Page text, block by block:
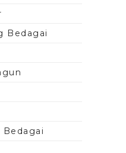
Bedagai
Bedagai